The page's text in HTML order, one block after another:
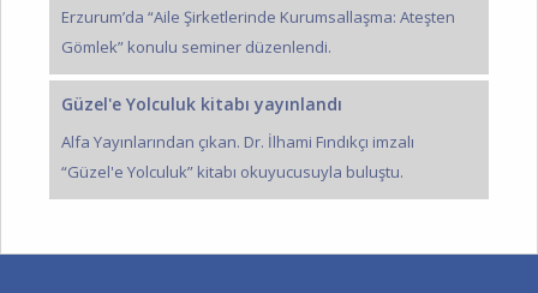
Erzurum’da “Aile Şirketlerinde Kurumsallaşma: Ateşten
Gömlek” konulu seminer düzenlendi.
Güzel'e Yolculuk kitabı yayınlandı
Alfa Yayınlarından çıkan. Dr. İlhami Fındıkçı imzalı
“Güzel'e Yolculuk” kitabı okuyucusuyla buluştu.